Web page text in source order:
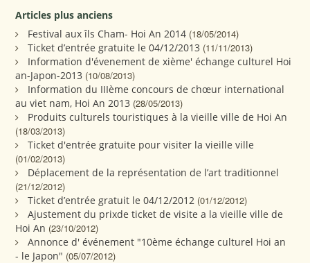
Articles plus anciens
Festival aux îls Cham- Hoi An 2014 (18/05/2014)
Ticket d’entrée gratuite le 04/12/2013 (11/11/2013)
Information d'évenement de xième' échange culturel Hoi
an-Japon-2013 (10/08/2013)
Information du IIIème concours de chœur international
au viet nam, Hoi An 2013 (28/05/2013)
Produits culturels touristiques à la vieille ville de Hoi An
(18/03/2013)
Ticket d'entrée gratuite pour visiter la vieille ville
(01/02/2013)
Déplacement de la représentation de l’art traditionnel
(21/12/2012)
Ticket d’entrée gratuit le 04/12/2012 (01/12/2012)
Ajustement du prixde ticket de visite a la vieille ville de
Hoi An (23/10/2012)
Annonce d' événement "10ème échange culturel Hoi an
- le Japon" (05/07/2012)